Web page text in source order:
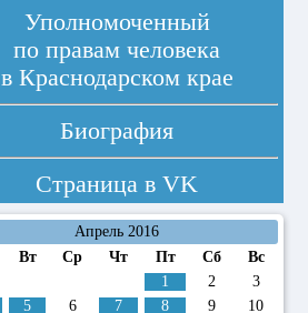
Уполномоченный
по правам человека
в Краснодарском крае
Биография
Страница в VK
Апрель 2016
Вт Ср Чт Пт Сб
Вс
1
2
3
5 6 7 8 9 10